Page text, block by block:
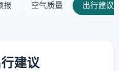
报 空气质量 出行建议
建议